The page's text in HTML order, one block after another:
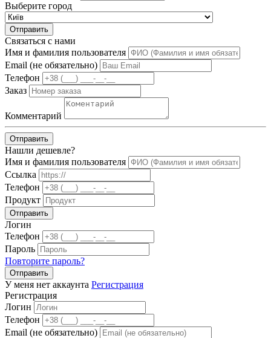
Выберите город
Отправить
Связаться с нами
Имя и фамилия пользователя
Email (не обязательно)
Телефон
Заказ
Комментарий
Отправить
Нашли дешевле?
Имя и фамилия пользователя
Ссылка
Телефон
Продукт
Отправить
Логин
Телефон
Пароль
Повторите пароль?
Отправить
У меня нет аккаунта Регистрация
Регистрация
Логин
Телефон
Email (не обязательно)